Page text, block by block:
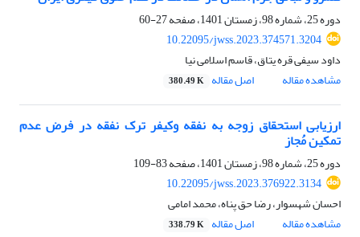
دوره 25، شماره 98، زمستان 1401، صفحه
27-60
10.22095/jwss.2023.374571.3204
داود سیفی قره یتاق، قاسم اسلامی نیا
مشاهده مقاله
اصل مقاله 380.49 K
ارزیابی استحقاق زوجه به نفقه وکیفر ترک نفقه در فرض عدم
تمکین مُجاز
دوره 25، شماره 98، زمستان 1401، صفحه
83-109
10.22095/jwss.2023.376922.3134
احسان شهسوار، رضا حق پناه، محمد امامی
مشاهده مقاله
اصل مقاله 338.79 K